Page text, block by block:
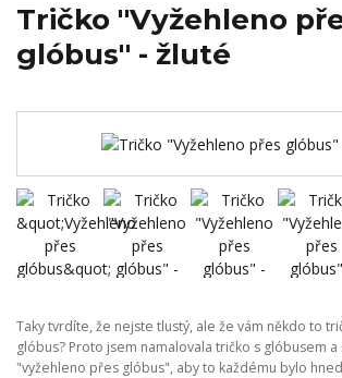
Tričko "Vyžehleno
glóbus" - žluté
Taky tvrdíte, že nejste tlustý, ale že vám někdo to
glóbus? Proto jsem namalovala tričko s glóbusem a
"vyžehleno přes glóbus", aby to každému bylo